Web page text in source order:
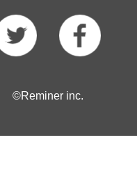
©Reminer inc.